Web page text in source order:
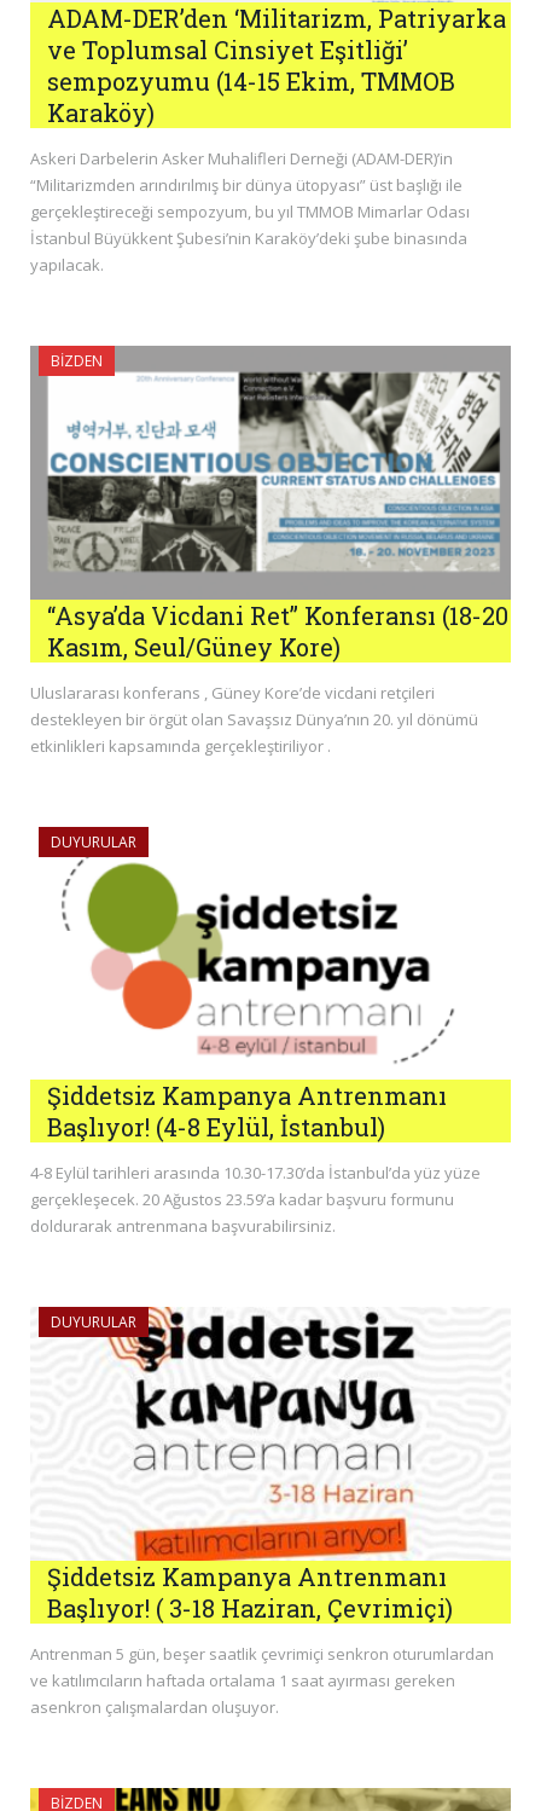
ADAM-DER’den ‘Militarizm, Patriyarka
ve Toplumsal Cinsiyet Eşitliği’
sempozyumu (14-15 Ekim, TMMOB
Karaköy)
Askeri Darbelerin Asker Muhalifleri Derneği (ADAM-DER)’in
“Militarizmden arındırılmış bir dünya ütopyası” üst başlığı ile
gerçekleştireceği sempozyum, bu yıl TMMOB Mimarlar Odası
İstanbul Büyükkent Şubesi’nin Karaköy’deki şube binasında
yapılacak.
BIZDEN
“Asya’da Vicdani Ret” Konferansı (18-20
Kasım, Seul/Güney Kore)
Uluslararası konferans , Güney Kore’de vicdani retçileri
destekleyen bir örgüt olan Savaşsız Dünya’nın 20. yıl dönümü
etkinlikleri kapsamında gerçekleştiriliyor .
DUYURULAR
Şiddetsiz Kampanya Antrenmanı
Başlıyor! (4-8 Eylül, İstanbul)
4-8 Eylül tarihleri arasında 10.30-17.30’da İstanbul’da yüz yüze
gerçekleşecek. 20 Ağustos 23.59’a kadar başvuru formunu
doldurarak antrenmana başvurabilirsiniz.
DUYURULAR
Şiddetsiz Kampanya Antrenmanı
Başlıyor! ( 3-18 Haziran, Çevrimiçi)
Antrenman 5 gün, beşer saatlik çevrimiçi senkron oturumlardan
ve katılımcıların haftada ortalama 1 saat ayırması gereken
asenkron çalışmalardan oluşuyor.
BIZDEN